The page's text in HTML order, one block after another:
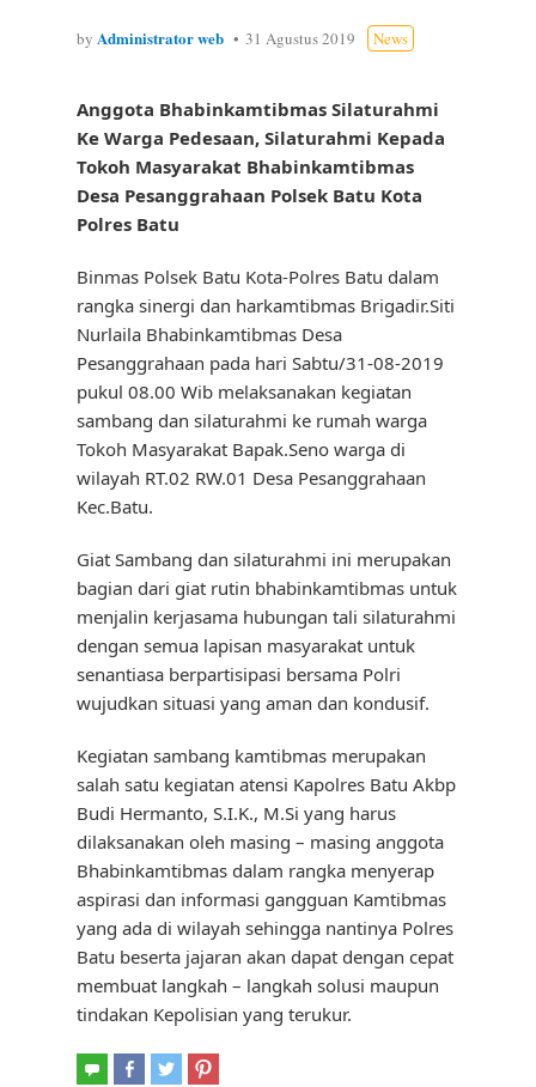
by Administrator web 31 Agustus 2019 News
Anggota Bhabinkamtibmas Silaturahmi
Ke Warga Pedesaan, Silaturahmi Kepada
Tokoh Masyarakat Bhabinkamtibmas
Desa Pesanggrahaan Polsek Batu Kota
Polres Batu
Binmas Polsek Batu Kota-Polres Batu dalam
rangka sinergi dan harkamtibmas Brigadir.Siti
Nurlaila Bhabinkamtibmas Desa
Pesanggrahaan pada hari Sabtu/31-08-2019
pukul 08.00 Wib melaksanakan kegiatan
sambang dan silaturahmi ke rumah warga
Tokoh Masyarakat Bapak.Seno warga di
wilayah RT.02 RW.01 Desa Pesanggrahaan
Kec.Batu.
Giat Sambang dan silaturahmi ini merupakan
bagian dari giat rutin bhabinkamtibmas untuk
menjalin kerjasama hubungan tali silaturahmi
dengan semua lapisan masyarakat untuk
senantiasa berpartisipasi bersama Polri
wujudkan situasi yang aman dan kondusif.
Kegiatan sambang kamtibmas merupakan
salah satu kegiatan atensi Kapolres Batu Akbp
Budi Hermanto, S.I.K., M.Si yang harus
dilaksanakan oleh masing – masing anggota
Bhabinkamtibmas dalam rangka menyerap
aspirasi dan informasi gangguan Kamtibmas
yang ada di wilayah sehingga nantinya Polres
Batu beserta jajaran akan dapat dengan cepat
membuat langkah – langkah solusi maupun
tindakan Kepolisian yang terukur.